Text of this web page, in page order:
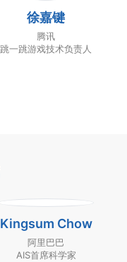
徐嘉键
腾讯
跳一跳游戏技术负责人
Kingsum Chow
阿里巴巴
AIS首席科学家